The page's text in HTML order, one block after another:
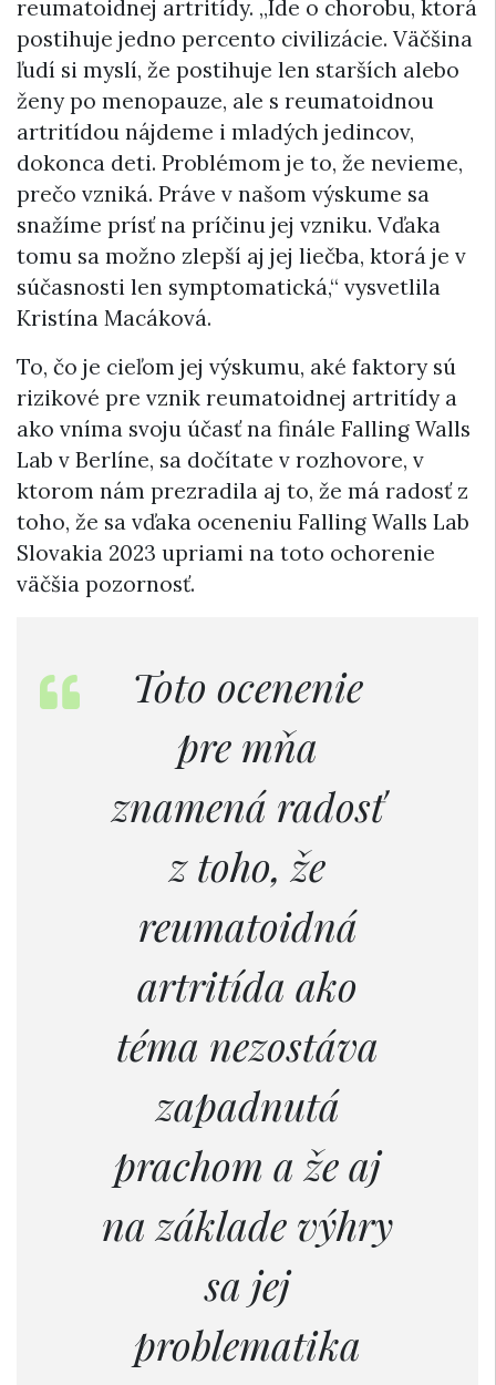
reumatoidnej artritídy. „Ide o chorobu, ktorá
postihuje jedno percento civilizácie. Väčšina
ľudí si myslí, že postihuje len starších alebo
ženy po menopauze, ale s reumatoidnou
artritídou nájdeme i mladých jedincov,
dokonca deti. Problémom je to, že nevieme,
prečo vzniká. Práve v našom výskume sa
snažíme prísť na príčinu jej vzniku. Vďaka
tomu sa možno zlepší aj jej liečba, ktorá je v
súčasnosti len symptomatická,“ vysvetlila
Kristína Macáková.
To, čo je cieľom jej výskumu, aké faktory sú
rizikové pre vznik reumatoidnej artritídy a
ako vníma svoju účasť na finále Falling Walls
Lab v Berlíne, sa dočítate v rozhovore, v
ktorom nám prezradila aj to, že má radosť z
toho, že sa vďaka oceneniu Falling Walls Lab
Slovakia 2023 upriami na toto ochorenie
väčšia pozornosť.
Toto ocenenie
pre mňa
znamená radosť
z toho, že
reumatoidná
artritída ako
téma nezostáva
zapadnutá
prachom a že aj
na základe výhry
sa jej
problematika